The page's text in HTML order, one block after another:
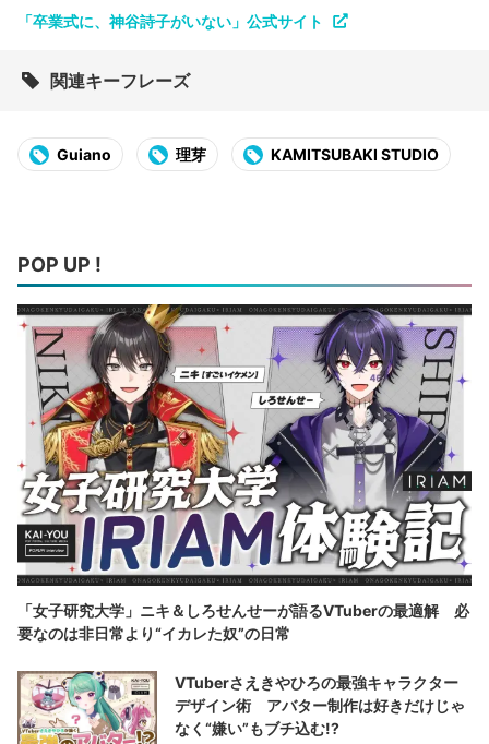
「卒業式に、神谷詩子がいない」公式サイト
関連キーフレーズ
Guiano 理芽 KAMITSUBAKI STUDIO
POP UP !
「女子研究大学」ニキ＆しろせんせーが語るVTuberの最適解 必
要なのは非日常より“イカレた奴”の日常
VTuberさえきやひろの最強キャラクター
デザイン術 アバター制作は好きだけじゃ
なく“嫌い”もブチ込む!?